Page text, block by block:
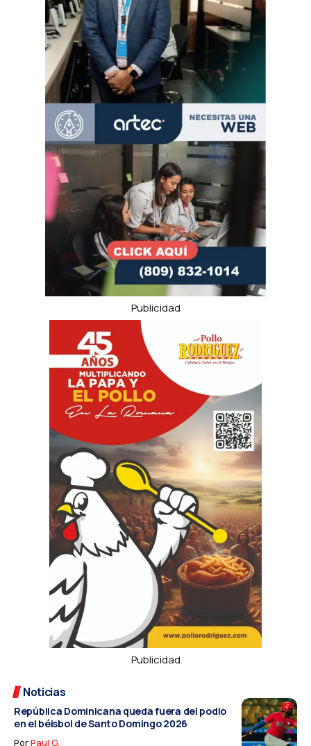
Publicidad
Publicidad
Noticias
República Dominicana queda fuera del podio
en el béisbol de Santo Domingo 2026
PorPaul G.